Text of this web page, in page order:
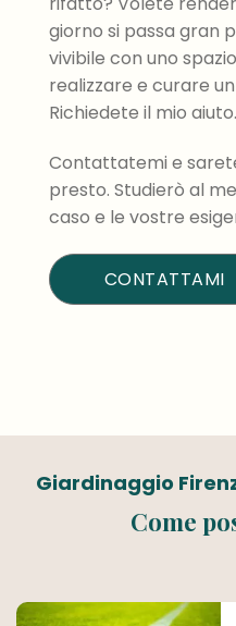
giorno si passa gran
vivibile con uno
realizzare e curare
Richiedete il mio aiuto.
Contattatemi e
presto. Studierò al
caso e le vostre
CONTATTAMI
Giardinaggio
Come